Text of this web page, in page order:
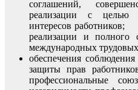
соглашений,
реализации с целью
интересов
реализации и
международных трудовых
обеспечения
защиты прав
профессиональные